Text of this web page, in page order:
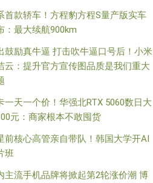
首款轿车！方程豹方程S量产版实车
：最大续航900km
鼓励真牛逼 打击吹牛逼口号后！小米
云：提升官方宣传图品质是我们重大
一天一个价！华强北RTX 5060数日大
元：商家根本不敢囤货
前核心高管亲自带队！韩国大学开AI
班
主流手机品牌将掀起第2轮涨价潮 博